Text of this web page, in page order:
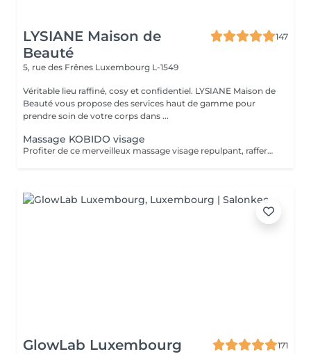
LYSIANE Maison de
Beauté
147
5, rue des Frênes Luxembourg L-1549
Véritable lieu raffiné, cosy et confidentiel. LYSIANE Maison de
Beauté vous propose des services haut de gamme pour
prendre soin de votre corps dans ...
Massage KOBIDO visage
Profiter de ce merveilleux massage visage repulpant, raffermissant et anti-âge sans faire de nettoyage complet et vous relaxer. Ce massage peut être réalisé 1 à 2 fois par semaine. Mais au moins une fois par mois, faire le soin visage KOBIDO intégral de 1H ou 1H30 afin de nettoyer la peau en profondeur.
GlowLab Luxembourg
171